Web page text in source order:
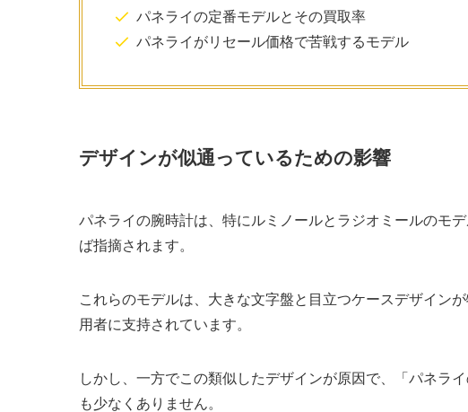
パネライの定番モデルとその買取率
パネライがリセール価格で苦戦するモデル
デザインが似通っているための影響
パネライの腕時計は、特にルミノールとラジオミールのモ
ば指摘されます。
これらのモデルは、大きな文字盤と目立つケースデザイン
用者に支持されています。
しかし、一方でこの類似したデザインが原因で、「パネラ
も少なくありません。